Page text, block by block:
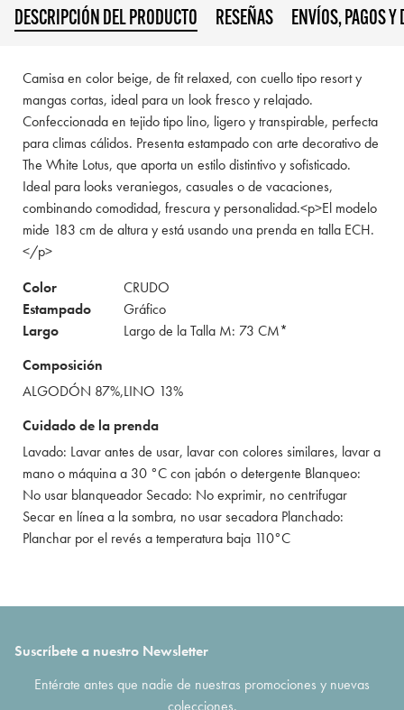
DESCRIPCIÓN DEL PRODUCTO RESEÑAS ENVÍOS, PAGOS Y
Camisa en color beige, de fit relaxed, con cuello tipo resort y
mangas cortas, ideal para un look fresco y relajado.
Confeccionada en tejido tipo lino, ligero y transpirable, perfecta
para climas cálidos. Presenta estampado con arte decorativo de
The White Lotus, que aporta un estilo distintivo y sofisticado.
Ideal para looks veraniegos, casuales o de vacaciones,
combinando comodidad, frescura y personalidad.<p>El modelo
mide 183 cm de altura y está usando una prenda en talla ECH.
</p>
Color
CRUDO
Estampado
Gráfico
Largo
Largo de la Talla M: 73 CM*
Composición
ALGODÓN 87%,LINO 13%
Cuidado de la prenda
Lavado: Lavar antes de usar, lavar con colores similares, lavar a
mano o máquina a 30 °C con jabón o detergente Blanqueo:
No usar blanqueador Secado: No exprimir, no centrifugar
Secar en línea a la sombra, no usar secadora Planchado:
Planchar por el revés a temperatura baja 110°C
Suscríbete a nuestro Newsletter
Entérate antes que nadie de nuestras promociones y nuevas